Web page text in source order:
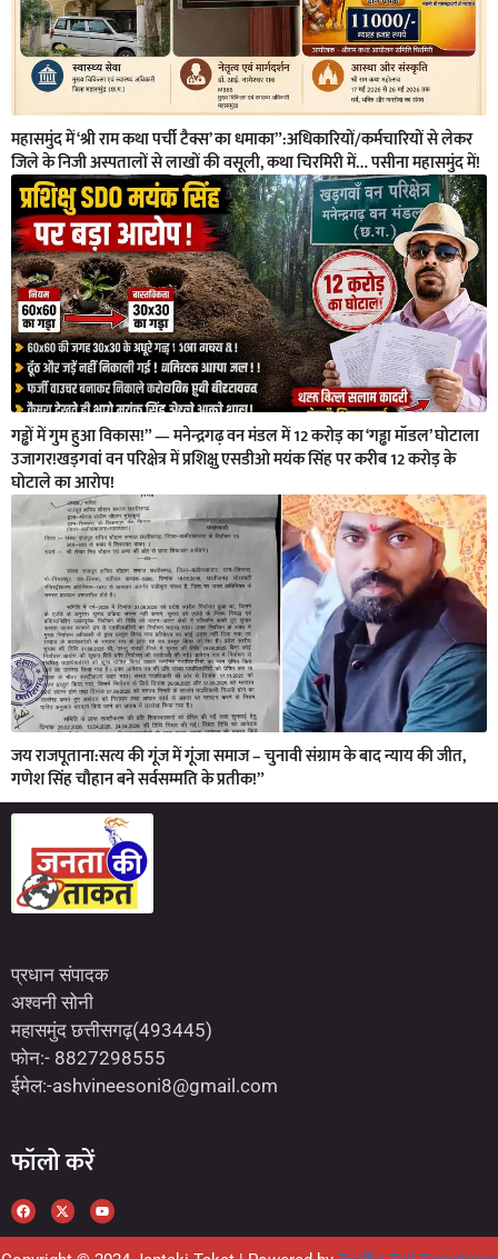
महासमुंद में ‘श्री राम कथा पर्ची टैक्स’ का धमाका”:अधिकारियों/कर्मचारियों से लेकर
जिले के निजी अस्पतालों से लाखों की वसूली, कथा चिरमिरी में… पसीना महासमुंद में!
गड्ढों में गुम हुआ विकास!” — मनेन्द्रगढ़ वन मंडल में 12 करोड़ का ‘गड्ढा मॉडल’ घोटाला
उजागर!खड़गवां वन परिक्षेत्र में प्रशिक्षु एसडीओ मयंक सिंह पर करीब 12 करोड़ के
घोटाले का आरोप!
जय राजपूताना:सत्य की गूंज में गूंजा समाज – चुनावी संग्राम के बाद न्याय की जीत,
गणेश सिंह चौहान बने सर्वसम्मति के प्रतीक!”
प्रधान संपादक
अश्वनी सोनी
महासमुंद छत्तीसगढ़(493445)
फोन:- 8827298555
ईमेल:-ashvineesoni8@gmail.com
फॉलो करें